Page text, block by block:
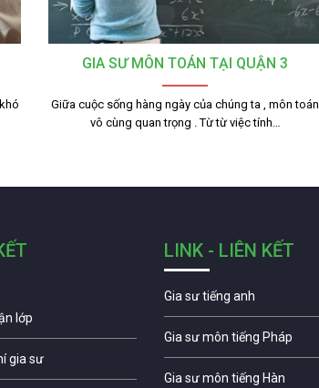
GIA SƯ MÔN TOÁN TẠI QUẬN 3
Giữa cuộc sống hàng ngày của chúng ta , môn toán
vô cùng quan trọng . Từ từ việc tính…
lớp
gia sư
LINK - LIÊN KẾT
Gia sư tiếng anh
Gia sư môn tiếng Pháp
Gia sư môn tiếng Hàn